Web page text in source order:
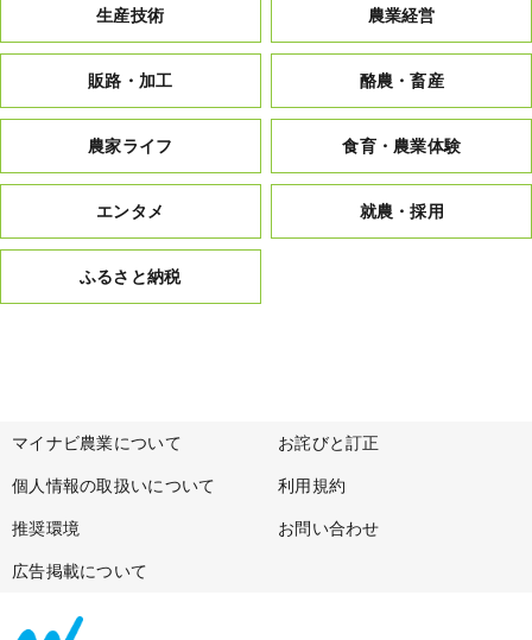
生産技術 農業経営
販路・加工 酪農・畜産
農家ライフ 食育・農業体験
エンタメ 就農・採用
ふるさと納税
マイナビ農業について お詫びと訂正
個人情報の取扱いについて 利用規約
推奨環境 お問い合わせ
広告掲載について